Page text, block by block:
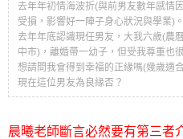
去年年初情海波折(與前男友數年感情
受損，影響好一陣子身心狀況與學業)。
去年年底認識現任男友，大我六歲(農
中市)，離婚帶一幼子，但受我尊重也
想請問我會得到幸福的正緣嗎(幾歲適
現在這位男友為良緣否？
晨曦老師斷言必然要有第三者